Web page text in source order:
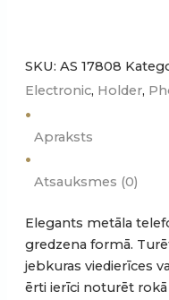
SKU: AS 17808
Electronic, Holder,
Apraksts
Atsauksmes (0)
Elegants metāla
gredzena formā.
jebkuras viedierīces
ērti ierīci noturēt